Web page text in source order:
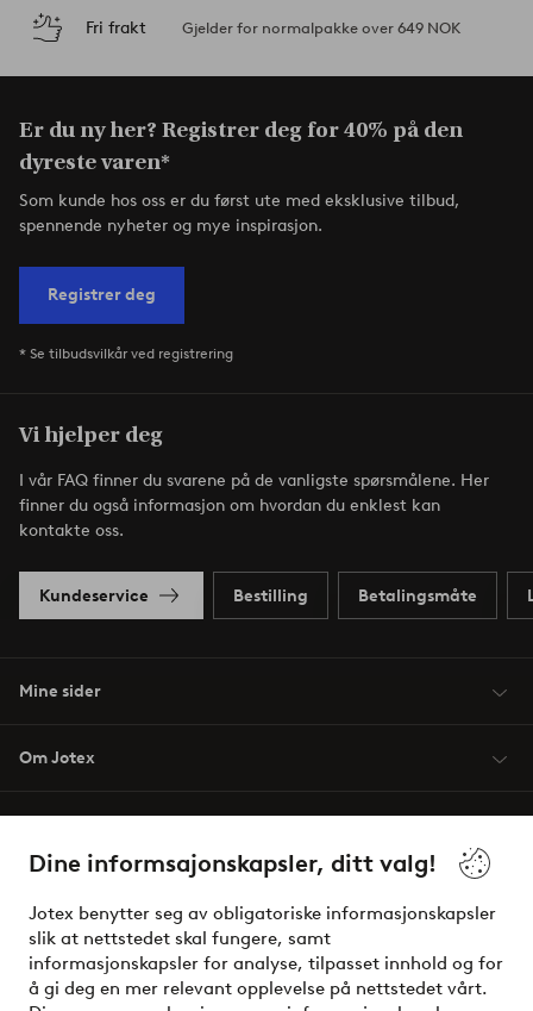
Dine informsajonskapsler, ditt valg!
Jotex benytter seg av obligatoriske informasjonskapsler
slik at nettstedet skal fungere, samt
informasjonskapsler for analyse, tilpasset innhold og for
å gi deg en mer relevant opplevelse på nettstedet vårt.
Fri frakt Gjelder for normalpakke over 649 NOK
Er du ny her? Registrer deg for 40% på den
dyreste varen*
Som kunde hos oss er du først ute med eksklusive tilbud,
spennende nyheter og mye inspirasjon.
Registrer deg
* Se tilbudsvilkår ved registrering
Vi hjelper deg
I vår FAQ finner du svarene på de vanligste spørsmålene. Her
finner du også informasjon om hvordan du enklest kan
kontakte oss.
Kundeservice Bestilling Betalingsmåte
Mine sider
Om Jotex
Venner